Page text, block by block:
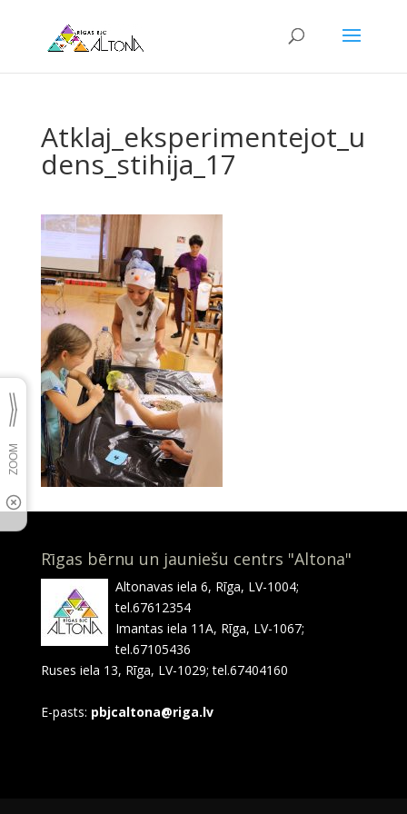
Atklaj_eksperimentejot_u
dens_stihija_17
Rīgas bērnu un jauniešu centrs "Altona"
Altonavas iela 6, Rīga, LV-1004;
tel.67612354
Imantas iela 11A, Rīga, LV-1067;
tel.67105436
Ruses iela 13, Rīga, LV-1029; tel.67404160
E-pasts: pbjcaltona@riga.lv